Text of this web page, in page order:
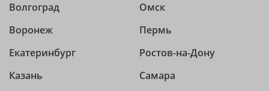
Волгоград
Воронеж
Екатеринбург
Казань
Омск
Пермь
Ростов-на-Дону
Самара